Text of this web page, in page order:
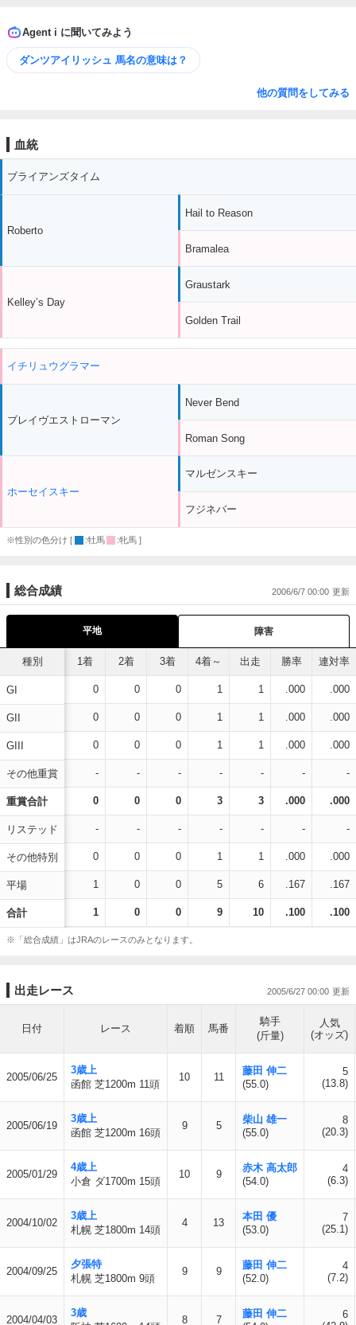
Agent i に聞いてみよう
ダンツアイリッシュ 馬名の意味は？
他の質問をしてみる
血統
ブライアンズタイム
Roberto
Kelley’s Day
Hail to Reason
Bramalea
Graustark
Golden Trail
イチリュウグラマー
ブレイヴエストローマン
ホーセイスキー
Never Bend
Roman Song
マルゼンスキー
フジネバー
※性別の色分け [ :牡馬 :牝馬 ]
総合成績 2006/6/7 00:00
平地 障害
種別
GI
GII
GIII
その他重賞
重賞合計
リステッド
その他特別
平場
合計
1着 2着 3着 4着～ 出走 勝率 連対率
0 0 0 1 1 .000 .000
0 0 0 1 1 .000 .000
0 0 0 1 1 .000 .000
- - - - - - -
0 0 0 3 3 .000 .000
- - - - - - -
0 0 0 1 1 .000 .000
1 0 0 5 6 .167 .167
1 0 0 9 10 .100 .100
※「総合成績」はJRAのレースのみとなります。
出走レース 2005/6/27 00:00
日付 レース 着順 馬番
騎手
(斤量)
人気
(オッズ)
2005/06/25
3歳上
函館 芝1200m 11頭
10 11
藤田 伸二
(55.0)
5
(13.8)
2005/06/19
3歳上
函館 芝1200m 16頭
9 5
柴山 雄一
(55.0)
8
(20.3)
2005/01/29
4歳上
小倉 ダ1700m 15頭
10 9
赤木 高太郎
(54.0)
4
(6.3)
2004/10/02
3歳上
札幌 芝1800m 14頭
4 13
本田 優
(53.0)
7
(25.1)
2004/09/25
夕張特
札幌 芝1800m 9頭
9 9
藤田 伸二
(52.0)
4
(7.2)
2004/04/03
3歳
8 7
藤田 伸二
6